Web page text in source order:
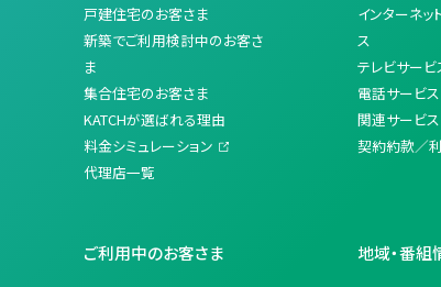
戸建住宅のお客さま
新築でご利用検討中のお客さ
ま
集合住宅のお客さま
KATCHが選ばれる理由
料金シミュレーション
代理店一覧
ご利用中のお客さま
インターネッ
ス
テレビサービ
電話サービス
関連サービス
契約約款／
地域・番組